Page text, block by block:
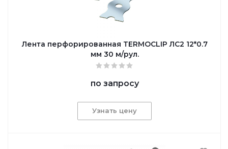
Лента перфорированная TERMOCLIP ЛС2 12*0.7
мм 30 м/рул.
по запросу
Узнать цену